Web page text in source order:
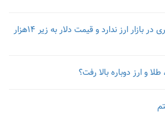
همتی، تصمیم FATF تأثیری در بازار ارز ندارد و قیمت دلار به زیر ۱۴هزار
و ارز دوباره بالا رفت؟